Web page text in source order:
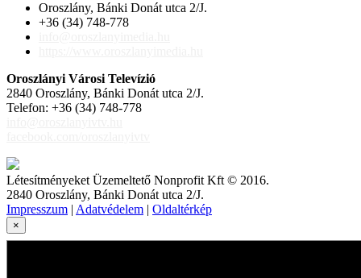
Oroszlány, Bánki Donát utca 2/J.
+36 (34) 748-778
Oroszlányi Városi Televízió
2840 Oroszlány, Bánki Donát utca 2/J.
Telefon: +36 (34) 748-778
Létesítményeket Üzemeltető Nonprofit Kft © 2016.
2840 Oroszlány, Bánki Donát utca 2/J.
Impresszum | Adatvédelem | Oldaltérkép
×